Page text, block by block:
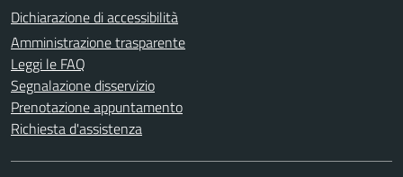
Dichiarazione di accessibilità
Amministrazione trasparente
Leggi le FAQ
Segnalazione disservizio
Prenotazione appuntamento
Richiesta d'assistenza